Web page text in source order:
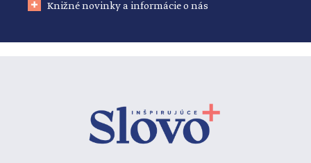
Knižné novinky a informácie o nás